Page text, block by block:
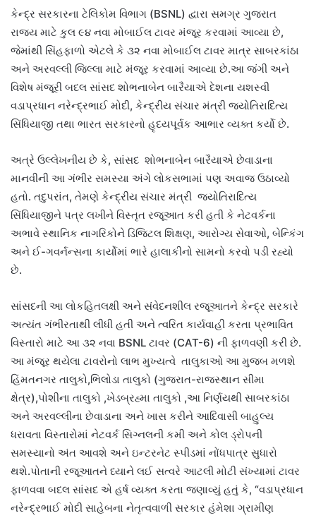
કેન્દ્ર સરકારના ટેલિકોમ વિભાગ (BSNL) દ્વારા સમગ્ર ગુજરાત
રાજ્ય માટે કુલ ૯૪ નવા મોબાઈલ ટાવર મંજૂર કરવામાં આવ્યા છે,
જેમાંથી સિંહફાળો એટલે કે ૩૨ નવા મોબાઈલ ટાવર માત્ર સાબરકાંઠા
અને અરવલ્લી જિલ્લા માટે મંજૂર કરવામાં આવ્યા છે.આ જંગી અને
વિશેષ મંજૂરી બદલ સાંસદ શોભનાબેન બારૈયાએ દેશના યશસ્વી
વડાપ્રધાન નરેન્દ્રભાઈ મોદી, કેન્દ્રીય સંચાર મંત્રી જ્યોતિરાદિત્ય
સિંધિયાજી તથા ભારત સરકારનો હૃદયપૂર્વક આભાર વ્યક્ત કર્યો છે.
અત્રે ઉલ્લેખનીય છે કે, સાંસદ શોભનાબેન બારૈયાએ છેવાડાના
માનવીની આ ગંભીર સમસ્યા અંગે લોકસભામાં પણ અવાજ ઉઠાવ્યો
હતો. તદુપરાંત, તેમણે કેન્દ્રીય સંચાર મંત્રી જ્યોતિરાદિત્ય
સિંધિયાજીને પત્ર લખીને વિસ્તૃત રજૂઆત કરી હતી કે નેટવર્કના
અભાવે સ્થાનિક નાગરિકોને ડિજિટલ શિક્ષણ, આરોગ્ય સેવાઓ, બેન્કિંગ
અને ઈ-ગવર્નન્સના કાર્યોમાં ભારે હાલાકીનો સામનો કરવો પડી રહ્યો
છે.
સાંસદની આ લોકહિતલક્ષી અને સંવેદનશીલ રજૂઆતને કેન્દ્ર સરકારે
અત્યંત ગંભીરતાથી લીધી હતી અને ત્વરિત કાર્યવાહી કરતા પ્રભાવિત
વિસ્તારો માટે આ ૩૨ નવા BSNL ટાવર (CAT-6) ની ફાળવણી કરી છે.
આ મંજૂર થયેલા ટાવરોનો લાભ મુખ્યત્વે તાલુકાઓ આ મુજબ મળશે
હિંમતનગર તાલુકો,ભિલોડા તાલુકો (ગુજરાત-રાજસ્થાન સીમા
ક્ષેત્ર),પોશીના તાલુકો ,ખેડબ્રહ્મા તાલુકો ,આ નિર્ણયથી સાબરકાંઠા
અને અરવલ્લીના છેવાડાના અને ખાસ કરીને આદિવાસી બાહુલ્ય
ધરાવતા વિસ્તારોમાં નેટવર્ક સિગ્નલની કમી અને કોલ ડ્રોપની
સમસ્યાનો અંત આવશે અને ઇન્ટરનેટ સ્પીડમાં નોંધપાત્ર સુધારો
થશે.પોતાની રજૂઆતને ધ્યાને લઈ સત્વરે આટલી મોટી સંખ્યામાં ટાવર
ફાળવવા બદલ સાંસદ એ હર્ષ વ્યક્ત કરતા જણાવ્યું હતું કે, “વડાપ્રધાન
નરેન્દ્રભાઈ મોદી સાહેબના નેતૃત્વવાળી સરકાર હંમેશા ગ્રામીણ